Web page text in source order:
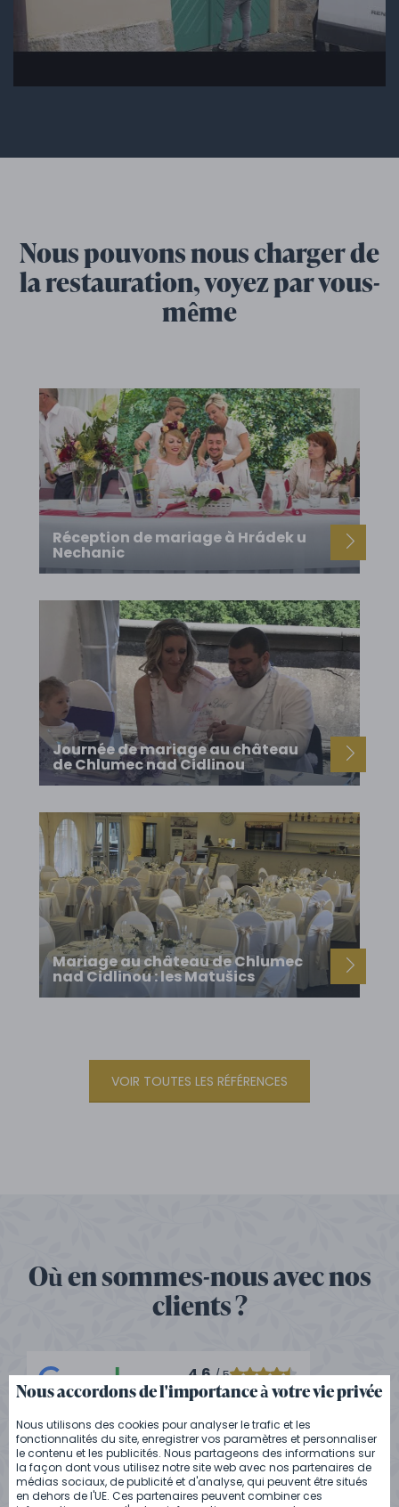
Nous pouvons nous charger de
la restauration, voyez par vous-
même
Réception de mariage à Hrádek u
Nechanic
Journée de mariage au château
de Chlumec nad Cidlinou
Mariage au château de Chlumec
nad Cidlinou : les Matušics
VOIR TOUTES LES RÉFÉRENCES
Où en sommes-nous avec nos
clients ?
4.6 / 5
10+ commentaires
5 / 5
25+ commentaires
Nous accordons de l'importance à votre vie privée
Nous utilisons des cookies pour analyser le trafic et les
fonctionnalités du site, enregistrer vos paramètres et personnaliser
le contenu et les publicités. Nous partageons des informations sur
la façon dont vous utilisez notre site web avec nos partenaires de
médias sociaux, de publicité et d'analyse, qui peuvent être situés
en dehors de l'UE. Ces partenaires peuvent combiner ces